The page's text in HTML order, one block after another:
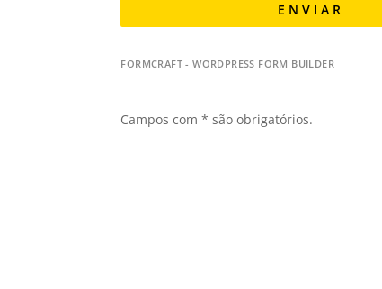
E N V I A R
FORMCRAFT - WORDPRESS FORM BUILDER
Campos com * são obrigatórios.